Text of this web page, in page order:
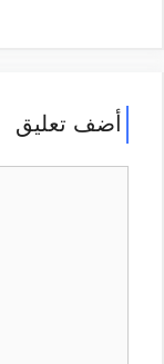
أضف تعليق